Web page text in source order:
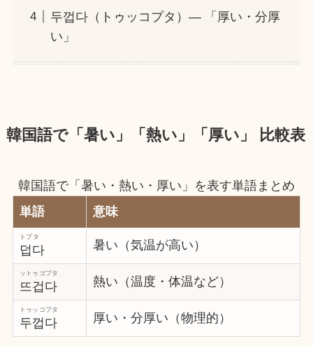
두껍다（トゥッコプタ）― 「厚い・分厚
い」
韓国語で「暑い」「熱い」「厚い」 比較表
韓国語で「暑い・熱い・厚い」を表す単語まとめ
単語
意味
덥다
トプタ
暑い（気温が高い）
뜨겁다
ットゥゴプタ
熱い（温度・体温など）
두껍다
トゥッコプタ
厚い・分厚い（物理的）